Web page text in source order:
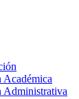
Académica
Administrativa